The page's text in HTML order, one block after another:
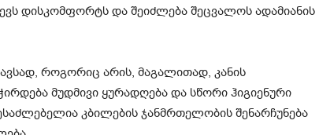
დისკომფორტს და შეიძლება შეცვალოს ადამიანის
როგორიც არის, მაგალითად, კანის
მუდმივი ყურადღება და სწორი ჰიგიენური
კბილების ჯანმრთელობის შენარჩუნება